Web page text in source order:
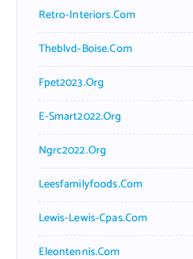
Retro-Interiors.com
Theblvd-Boise.com
Fpet2023.org
E-Smart2022.org
Ngrc2022.org
Leesfamilyfoods.com
Lewis-Lewis-Cpas.com
Eleontennis.com